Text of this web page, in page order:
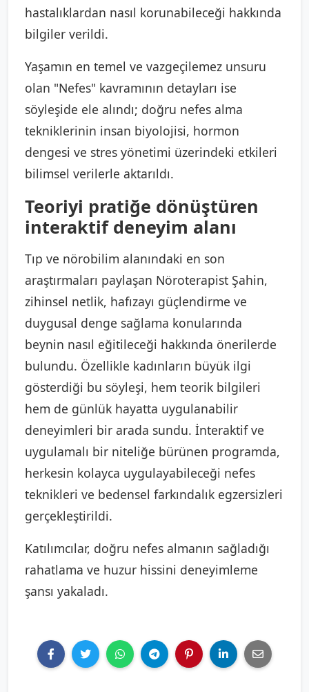
hastalıklardan nasıl korunabileceği hakkında
bilgiler verildi.
Yaşamın en temel ve vazgeçilemez unsuru
olan "Nefes" kavramının detayları ise
söyleşide ele alındı; doğru nefes alma
tekniklerinin insan biyolojisi, hormon
dengesi ve stres yönetimi üzerindeki etkileri
bilimsel verilerle aktarıldı.
Teoriyi pratiğe dönüştüren
interaktif deneyim alanı
Tıp ve nörobilim alanındaki en son
araştırmaları paylaşan Nöroterapist Şahin,
zihinsel netlik, hafızayı güçlendirme ve
duygusal denge sağlama konularında
beynin nasıl eğitileceği hakkında önerilerde
bulundu. Özellikle kadınların büyük ilgi
gösterdiği bu söyleşi, hem teorik bilgileri
hem de günlük hayatta uygulanabilir
deneyimleri bir arada sundu. İnteraktif ve
uygulamalı bir niteliğe bürünen programda,
herkesin kolayca uygulayabileceği nefes
teknikleri ve bedensel farkındalık egzersizleri
gerçekleştirildi.
Katılımcılar, doğru nefes almanın sağladığı
rahatlama ve huzur hissini deneyimleme
şansı yakaladı.